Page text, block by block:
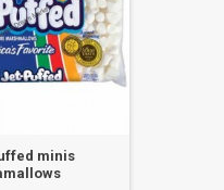
minis